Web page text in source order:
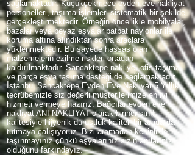
sağlamaktadır. Küçükçekmece evden eve nakliyat
personelleri, taşıma işlemleri sistematik bir şekilde
gerçekleştirmektedir. Örneğin öncellikle mobilyalar,
bazalar veya beyaz eşyalar patpat naylonlar ile
koruma altına alındıktan sonra araçlara
yüklenmektedir. Bu sayede hassas olan
malzemelerin ezilme riskleri ortadan
kaldırılmaktadır. Sancaktepe nakliye, ofis taşıma
ve parça eşya taşıma desteği de sağlamaktadır.
İstanbul Sancaktepe Evden Eve Nakliyat 5 Yıllık
tecrübemizle siz değerli müşterilerimize en iyi
hizmeti vermeye hazırız. Bağcılar evden eve
nakliyat ANI NAKLİYAT olarak birinci sınıf
kalitesiyle hijyenik dürüstlük kaliteli bir arada da
tutmaya çalışıyoruz. Bizi aramadan kesinlikle
taşınmayınız çünkü eşyalarınız sizin anılarınız
olduğunu farkındayız.